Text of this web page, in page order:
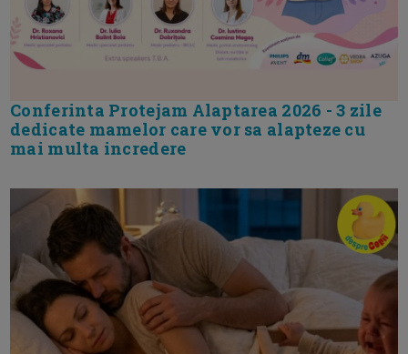
Conferinta Protejam Alaptarea 2026 - 3 zile
dedicate mamelor care vor sa alapteze cu
mai multa incredere